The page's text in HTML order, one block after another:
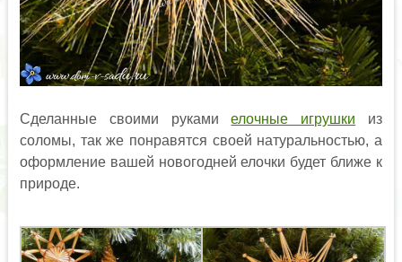
Сделанные своими рукамиелочные игрушки из
соломы, так же понравятся своей натуральностью, а
оформление вашей новогодней елочки будет ближе к
природе.